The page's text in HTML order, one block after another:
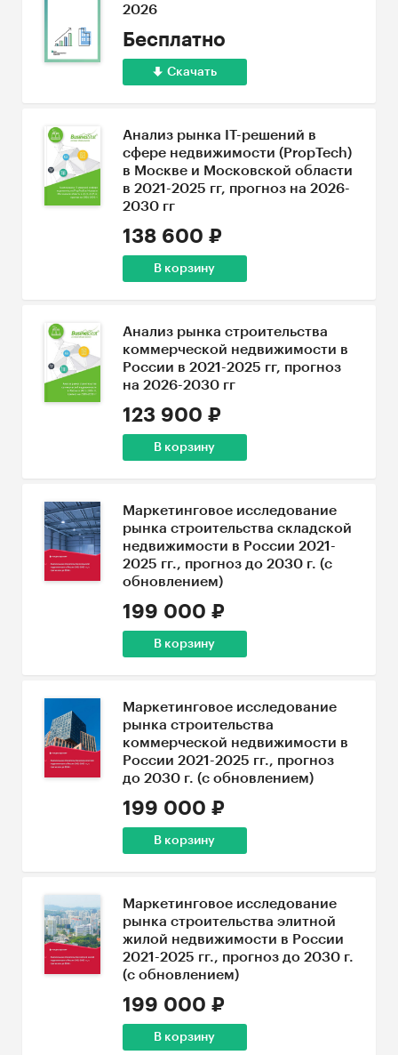
2026
Бесплатно
Скачать
Анализ рынка IT-решений в
сфере недвижимости (PropTech)
в Москве и Московской области
в 2021-2025 гг, прогноз на 2026-
2030 гг
138 600 ₽
В корзину
Анализ рынка строительства
коммерческой недвижимости в
России в 2021-2025 гг, прогноз
на 2026-2030 гг
123 900 ₽
В корзину
Маркетинговое исследование
рынка строительства складской
недвижимости в России 2021-
2025 гг., прогноз до 2030 г. (с
обновлением)
199 000 ₽
В корзину
Маркетинговое исследование
рынка строительства
коммерческой недвижимости в
России 2021-2025 гг., прогноз
до 2030 г. (с обновлением)
199 000 ₽
В корзину
Маркетинговое исследование
рынка строительства элитной
жилой недвижимости в России
2021-2025 гг., прогноз до 2030 г.
(с обновлением)
199 000 ₽
В корзину